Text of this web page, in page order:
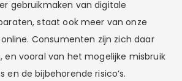
gebruikmaken van digitale
staat ook meer van onze
Consumenten zijn zich daar
en vooral van het mogelijke misbruik
en de bijbehorende risico’s.